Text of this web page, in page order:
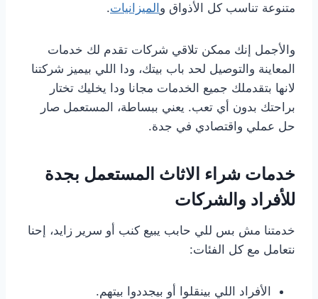
متنوعة تناسب كل الأذواق و الميزانيات.
والأجمل إنك ممكن تلاقي شركات تقدم لك خدمات
المعاينة والتوصيل لحد باب بيتك، ودا اللي بيميز شركتنا
لانها بتقدملك جميع الخدمات مجانا ودا يخليك تختار
براحتك بدون أي تعب. يعني ببساطة، المستعمل صار
حل عملي واقتصادي في جدة.
خدمات شراء الاثاث المستعمل بجدة
للأفراد والشركات
خدمتنا مش بس للي حابب يبيع كنب أو سرير زايد، إحنا
نتعامل مع كل الفئات:
الأفراد اللي بينقلوا أو بيجددوا بيتهم.